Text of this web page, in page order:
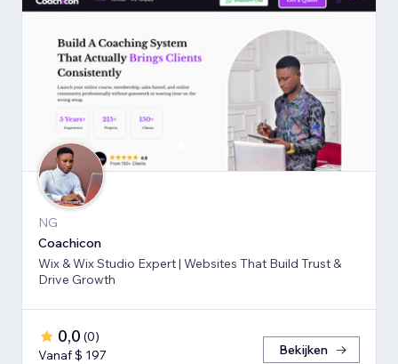
NG
Coachicon
Wix & Wix Studio Expert | Websites That Build Trust &
Drive Growth
0,0 (0)
Vanaf $ 197
Bekijken